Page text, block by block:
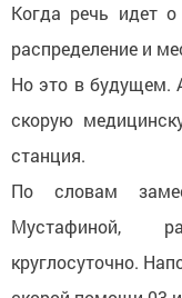
Когда речь идет о
распределение и
Но это в будущем.
скорую
станция.
По словам
Мустафиной,
круглосуточно.